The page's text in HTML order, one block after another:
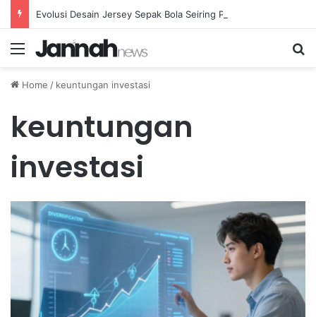
Menu
Home / keuntungan investasi
keuntungan
investasi